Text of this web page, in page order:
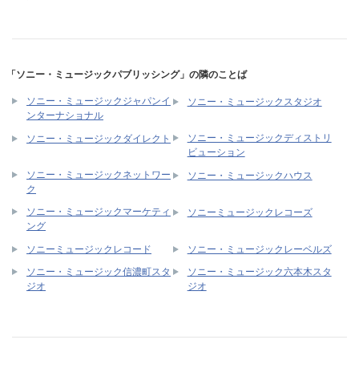
「ソニー・ミュージックパブリッシング」の隣のことば
ソニー・ミュージックジャパンイ
ンターナショナル
ソニー・ミュージックスタジオ
ソニー・ミュージックダイレクト
ソニー・ミュージックディストリ
ビューション
ソニー・ミュージックネットワー
ク
ソニー・ミュージックハウス
ソニー・ミュージックマーケティ
ング
ソニーミュージックレコーズ
ソニーミュージックレコード
ソニー・ミュージックレーベルズ
ソニー・ミュージック信濃町スタ
ジオ
ソニー・ミュージック六本木スタ
ジオ